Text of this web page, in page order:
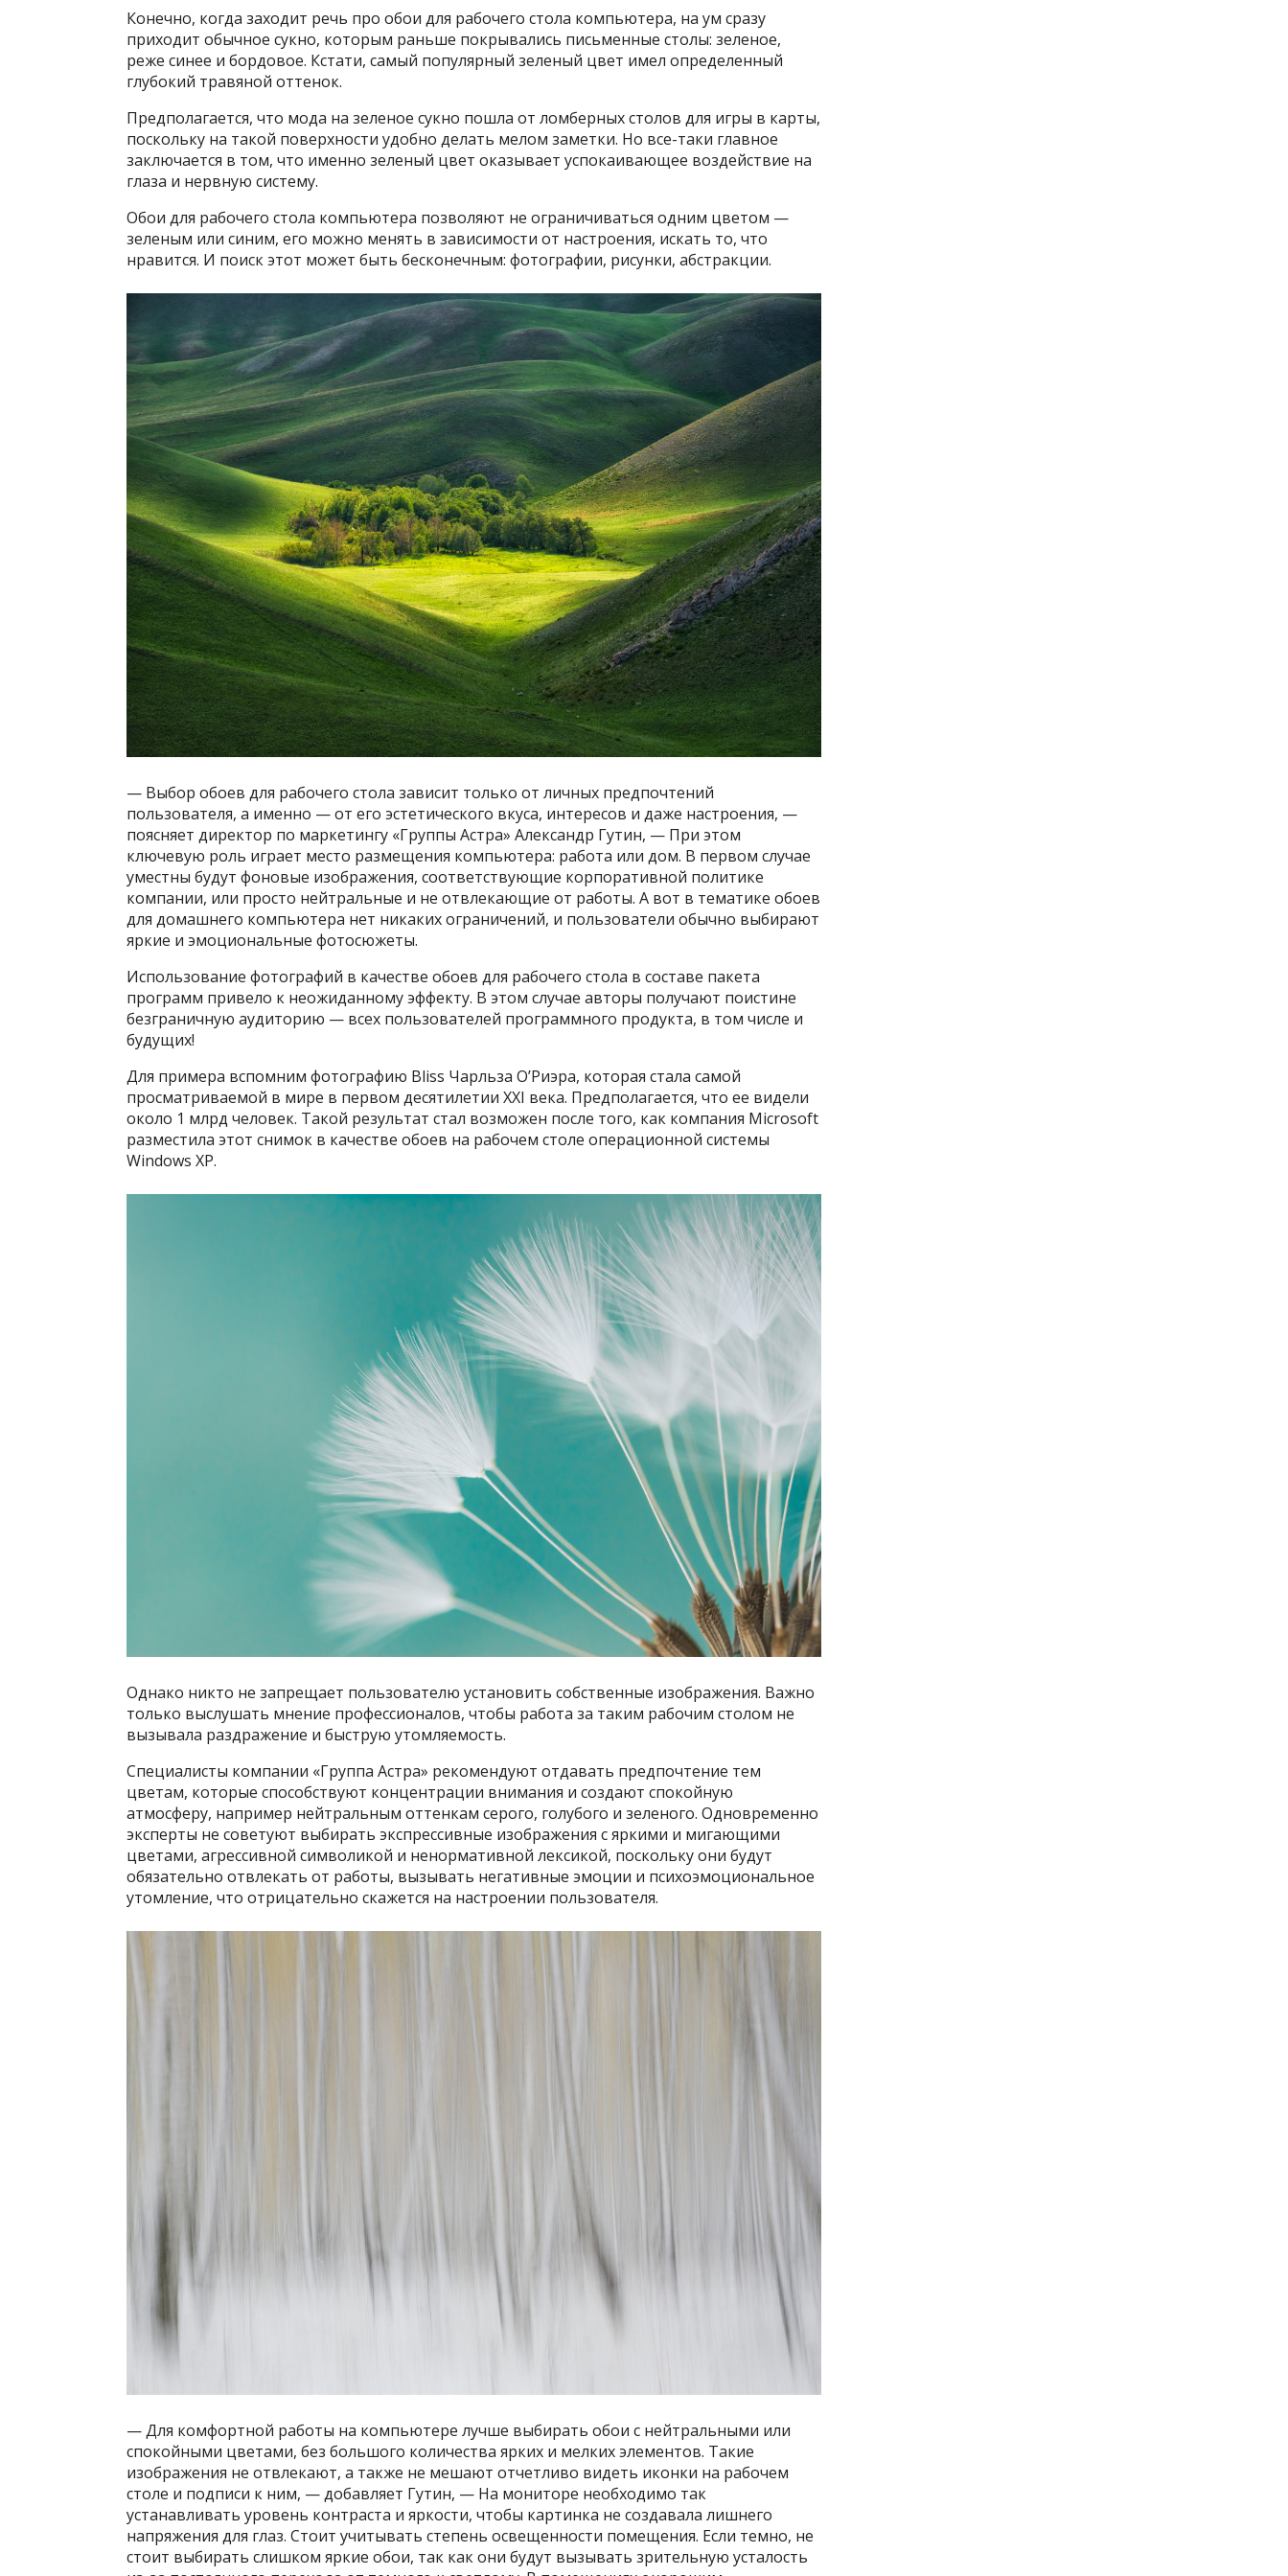
Конечно, когда заходит речь про обои для рабочего стола компьютера, на ум сразу
приходит обычное сукно, которым раньше покрывались письменные столы: зеленое,
реже синее и бордовое. Кстати, самый популярный зеленый цвет имел определенный
глубокий травяной оттенок.
Предполагается, что мода на зеленое сукно пошла от ломберных столов для игры в карты,
поскольку на такой поверхности удобно делать мелом заметки. Но все-таки главное
заключается в том, что именно зеленый цвет оказывает успокаивающее воздействие на
глаза и нервную систему.
Обои для рабочего стола компьютера позволяют не ограничиваться одним цветом —
зеленым или синим, его можно менять в зависимости от настроения, искать то, что
нравится. И поиск этот может быть бесконечным: фотографии, рисунки, абстракции.
— Выбор обоев для рабочего стола зависит только от личных предпочтений
пользователя, а именно — от его эстетического вкуса, интересов и даже настроения, —
поясняет директор по маркетингу «Группы Астра» Александр Гутин, — При этом
ключевую роль играет место размещения компьютера: работа или дом. В первом случае
уместны будут фоновые изображения, соответствующие корпоративной политике
компании, или просто нейтральные и не отвлекающие от работы. А вот в тематике обоев
для домашнего компьютера нет никаких ограничений, и пользователи обычно выбирают
яркие и эмоциональные фотосюжеты.
Использование фотографий в качестве обоев для рабочего стола в составе пакета
программ привело к неожиданному эффекту. В этом случае авторы получают поистине
безграничную аудиторию — всех пользователей программного продукта, в том числе и
будущих!
Для примера вспомним фотографию Bliss Чарльза О’Риэра, которая стала самой
просматриваемой в мире в первом десятилетии XXI века. Предполагается, что ее видели
около 1 млрд человек. Такой результат стал возможен после того, как компания Microsoft
разместила этот снимок в качестве обоев на рабочем столе операционной системы
Windows XP.
Однако никто не запрещает пользователю установить собственные изображения. Важно
только выслушать мнение профессионалов, чтобы работа за таким рабочим столом не
вызывала раздражение и быструю утомляемость.
Специалисты компании «Группа Астра» рекомендуют отдавать предпочтение тем
цветам, которые способствуют концентрации внимания и создают спокойную
атмосферу, например нейтральным оттенкам серого, голубого и зеленого. Одновременно
эксперты не советуют выбирать экспрессивные изображения с яркими и мигающими
цветами, агрессивной символикой и ненормативной лексикой, поскольку они будут
обязательно отвлекать от работы, вызывать негативные эмоции и психоэмоциональное
утомление, что отрицательно скажется на настроении пользователя.
— Для комфортной работы на компьютере лучше выбирать обои с нейтральными или
спокойными цветами, без большого количества ярких и мелких элементов. Такие
изображения не отвлекают, а также не мешают отчетливо видеть иконки на рабочем
столе и подписи к ним, — добавляет Гутин, — На мониторе необходимо так
устанавливать уровень контраста и яркости, чтобы картинка не создавала лишнего
напряжения для глаз. Стоит учитывать степень освещенности помещения. Если темно, не
стоит выбирать слишком яркие обои, так как они будут вызывать зрительную усталость